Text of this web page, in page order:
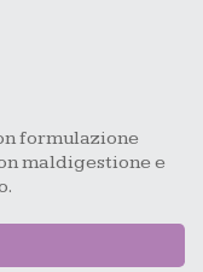
formulazione
maldigestione e